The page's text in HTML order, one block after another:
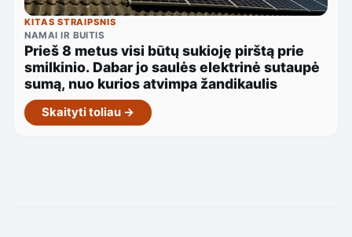
KITAS STRAIPSNIS
NAMAI IR BUITIS
Prieš 8 metus visi būtų sukioję pirštą prie
smilkinio. Dabar jo saulės elektrinė sutaupė
sumą, nuo kurios atvimpa žandikaulis
Skaityti toliau →